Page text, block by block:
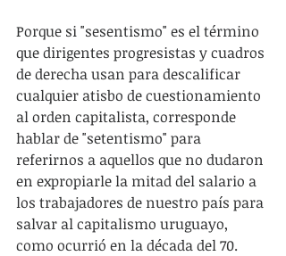
Porque si "sesentismo" es el término
que dirigentes progresistas y cuadros
de derecha usan para descalificar
cualquier atisbo de cuestionamiento
al orden capitalista, corresponde
hablar de "setentismo" para
referirnos a aquellos que no dudaron
en expropiarle la mitad del salario a
los trabajadores de nuestro país para
salvar al capitalismo uruguayo,
como ocurrió en la década del 70.